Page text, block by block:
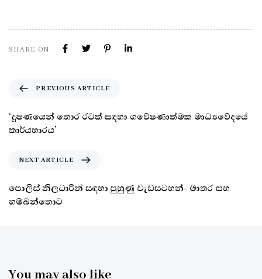
SHARE ON
PREVIOUS ARTICLE
‘දූෂණයෙන් තොර රටක් සඳහා ගවේෂණාත්මක මාධ්‍යවේදයේ
කාර්යභාරය’
NEXT ARTICLE
පොලිස් නිලධාරීන් සඳහා පුහුණු වැඩසටහන්- මාතර සහ
හම්බන්තොට
You may also like